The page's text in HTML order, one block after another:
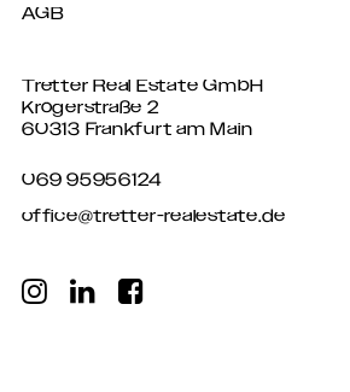
AGB
Tretter Real Estate GmbH
Krögerstraße 2
60313 Frankfurt am Main
069 95956124
office@tretter-realestate.de